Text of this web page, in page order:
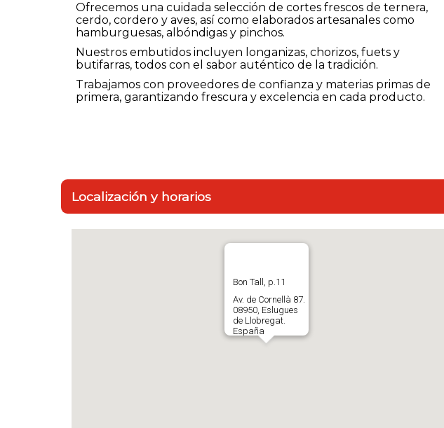
Ofrecemos una cuidada selección de cortes frescos de ternera,
cerdo, cordero y aves, así como elaborados artesanales como
hamburguesas, albóndigas y pinchos.
Nuestros embutidos incluyen longanizas, chorizos, fuets y
butifarras, todos con el sabor auténtico de la tradición.
Trabajamos con proveedores de confianza y materias primas de
primera, garantizando frescura y excelencia en cada producto.
Localización y horarios
Bon Tall, p.11
Av. de Cornellà 87.
08950, Eslugues